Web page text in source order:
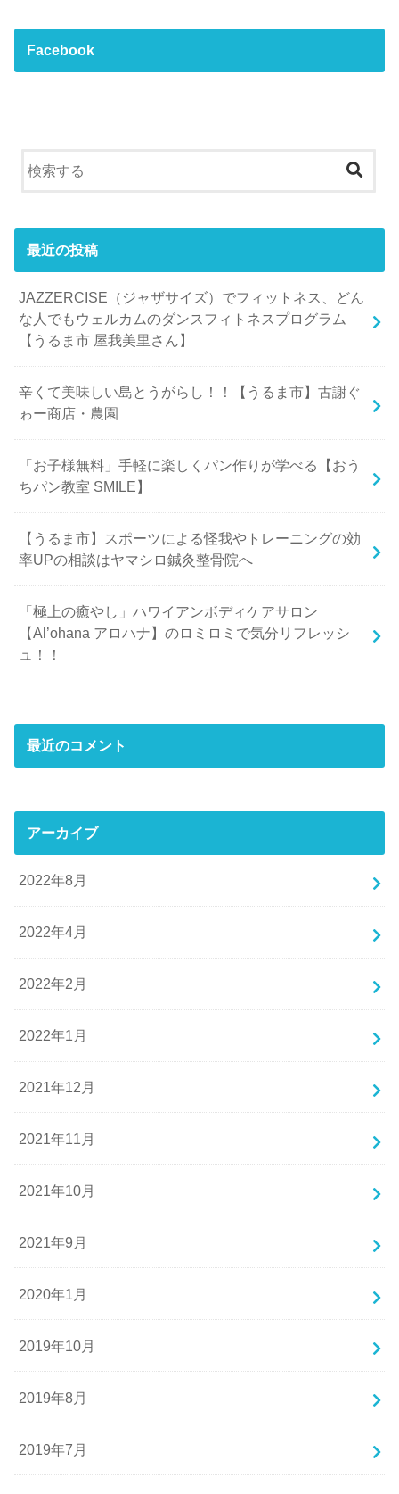
Facebook
最近の投稿
JAZZERCISE（ジャザサイズ）でフィットネス、どん
な人でもウェルカムのダンスフィトネスプログラム
【うるま市 屋我美里さん】
辛くて美味しい島とうがらし！！【うるま市】古謝ぐ
ゎー商店・農園
「お子様無料」手軽に楽しくパン作りが学べる【おう
ちパン教室 SMILE】
【うるま市】スポーツによる怪我やトレーニングの効
率UPの相談はヤマシロ鍼灸整骨院へ
「極上の癒やし」ハワイアンボディケアサロン
【Al’ohana アロハナ】のロミロミで気分リフレッシ
ュ！！
最近のコメント
アーカイブ
2022年8月
2022年4月
2022年2月
2022年1月
2021年12月
2021年11月
2021年10月
2021年9月
2020年1月
2019年10月
2019年8月
2019年7月